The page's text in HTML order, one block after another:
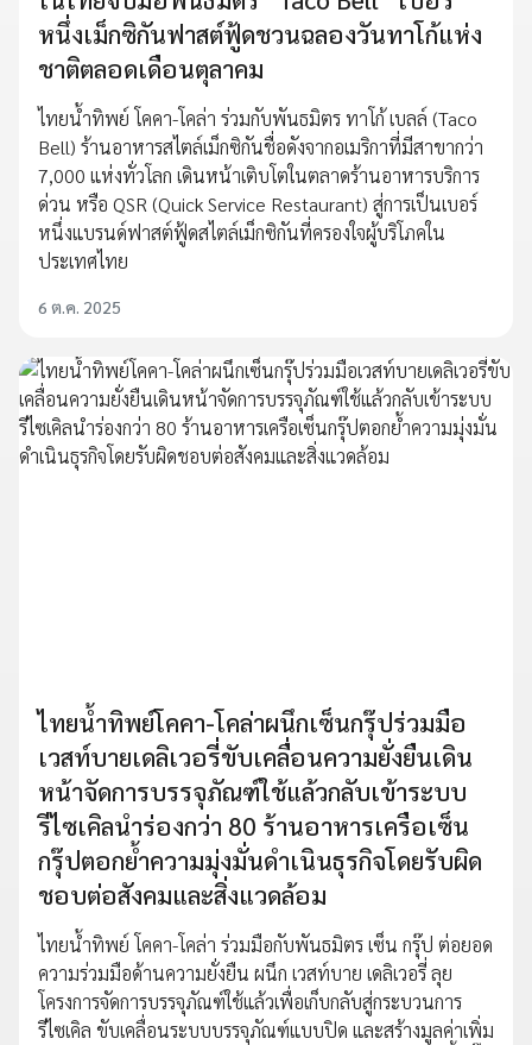
หนึ่งเม็กซิกันฟาสต์ฟู้ดชวนฉลองวันทาโก้แห่ง
ชาติตลอดเดือนตุลาคม
ไทยน้ำทิพย์ โคคา-โคล่า ร่วมกับพันธมิตร ทาโก้ เบลล์ (Taco
Bell) ร้านอาหารสไตล์เม็กซิกันชื่อดังจากอเมริกาที่มีสาขากว่า
7,000 แห่งทั่วโลก เดินหน้าเติบโตในตลาดร้านอาหารบริการ
ด่วน หรือ QSR (Quick Service Restaurant) สู่การเป็นเบอร์
หนึ่งแบรนด์ฟาสต์ฟู้ดสไตล์เม็กซิกันที่ครองใจผู้บริโภคใน
ประเทศไทย
6 ต.ค. 2025
ไทยน้ำทิพย์โคคา-โคล่าผนึกเซ็นกรุ๊ปร่วมมือ
เวสท์บายเดลิเวอรี่ขับเคลื่อนความยั่งยืนเดิน
หน้าจัดการบรรจุภัณฑ์ใช้แล้วกลับเข้าระบบ
รีไซเคิลนำร่องกว่า 80 ร้านอาหารเครือเซ็น
กรุ๊ปตอกย้ำความมุ่งมั่นดำเนินธุรกิจโดยรับผิด
ชอบต่อสังคมและสิ่งแวดล้อม
ไทยน้ำทิพย์ โคคา-โคล่า ร่วมมือกับพันธมิตร เซ็น กรุ๊ป ต่อยอด
ความร่วมมือด้านความยั่งยืน ผนึก เวสท์บาย เดลิเวอรี่ ลุย
โครงการจัดการบรรจุภัณฑ์ใช้แล้วเพื่อเก็บกลับสู่กระบวนการ
รีไซเคิล ขับเคลื่อนระบบบรรจุภัณฑ์แบบปิด และสร้างมูลค่าเพิ่ม